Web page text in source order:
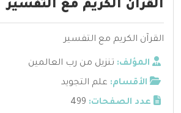
القرآن الكريم مع التفسير
القرآن الكريم مع التفسير
المؤلف: تنزيل من رب العالمين
الأقسام: علم التجويد
عدد الصفحات: 499